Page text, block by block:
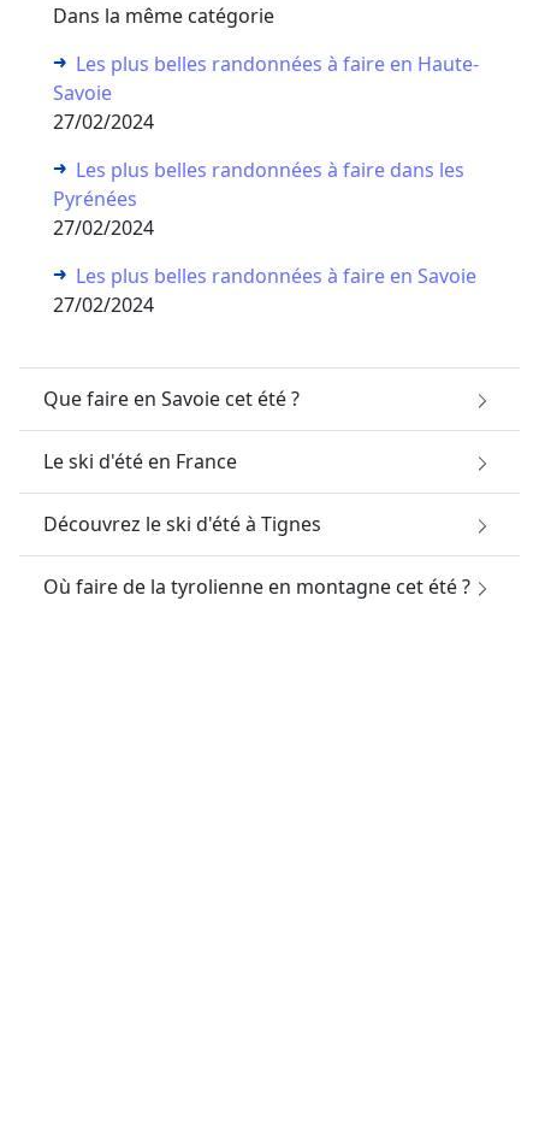
Dans la même catégorie
Les plus belles randonnées à faire en Haute-
Savoie
27/02/2024
Les plus belles randonnées à faire dans les
Pyrénées
27/02/2024
Les plus belles randonnées à faire en Savoie
27/02/2024
Que faire en Savoie cet été ?
Le ski d'été en France
Découvrez le ski d'été à Tignes
Où faire de la tyrolienne en montagne cet été ?